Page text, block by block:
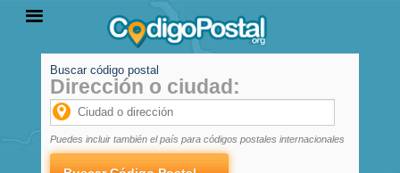
PROVINCIAS
LOCALIDADES
Buscar código postal
Dirección o ciudad:
Puedes incluir también el país para códigos postales internacionales